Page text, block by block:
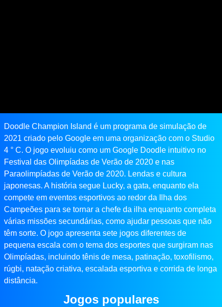
Doodle Champion Island é um programa de simulação de
2021 criado pelo Google em uma organização com o Studio
4 ° C. O jogo evoluiu como um Google Doodle intuitivo no
Festival das Olimpíadas de Verão de 2020 e nas
Paraolimpíadas de Verão de 2020. Lendas e cultura
japonesas. A história segue Lucky, a gata, enquanto ela
compete em eventos esportivos ao redor da Ilha dos
Campeões para se tornar a chefe da ilha enquanto completa
várias missões secundárias, como ajudar pessoas que não
têm sorte. O jogo apresenta sete jogos diferentes de
pequena escala com o tema dos esportes que surgiram nas
Olimpíadas, incluindo tênis de mesa, patinação, toxofilismo,
rúgbi, natação criativa, escalada esportiva e corrida de longa
distância.
Jogos populares